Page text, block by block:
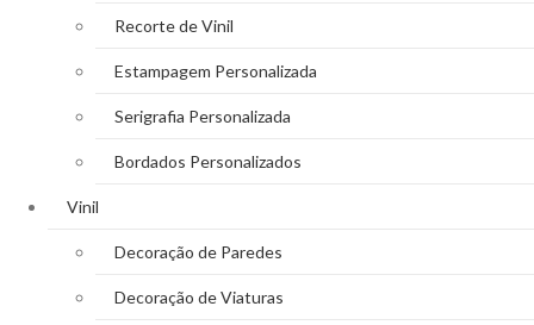
Recorte de Vinil
Estampagem Personalizada
Serigrafia Personalizada
Bordados Personalizados
Vinil
Decoração de Paredes
Decoração de Viaturas